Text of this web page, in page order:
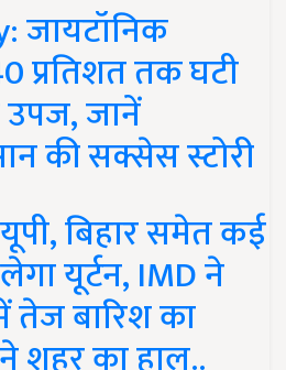
जायटॉनिक
प्रतिशत तक घटी
जानें
की सक्सेस स्टोरी
बिहार समेत कई
यूर्टन, IMD ने
तेज बारिश का